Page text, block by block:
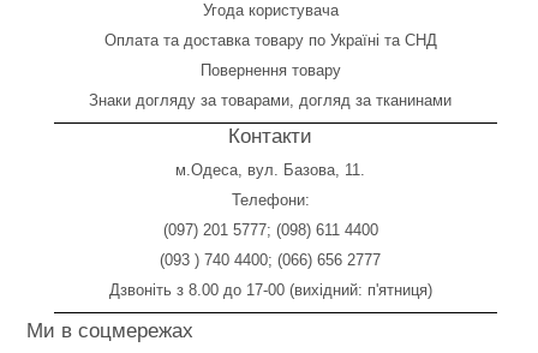
Угода користувача
Оплата та доставка товару по Україні та СНД
Повернення товару
Знаки догляду за товарами, догляд за тканинами
Контакти
м.Одеса, вул. Базова, 11.
Телефони:
(097) 201 5777; (098) 611 4400
(093 ) 740 4400; (066) 656 2777
Дзвоніть з 8.00 до 17-00 (вихідний: п'ятниця)
Ми в соцмережах